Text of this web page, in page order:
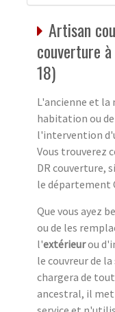
Artisan
couverture
18)
L'ancienne et
habitation ou
l'intervention
Vous trouverez
DR couverture,
le département
Que vous ayez
ou de les
l'extérieurou
le couvreur de
chargera de
ancestral, il